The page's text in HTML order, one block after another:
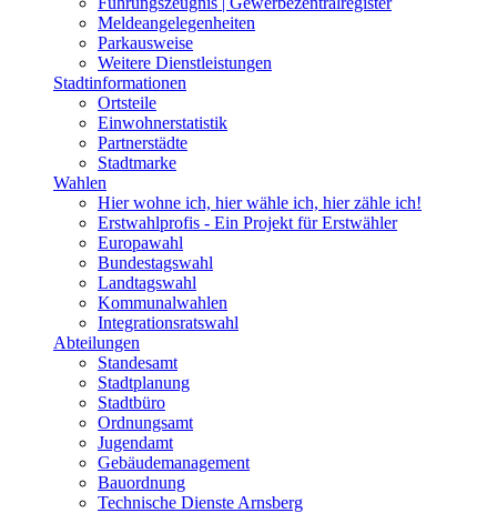
Meldeangelegenheiten
Parkausweise
Weitere Dienstleistungen
Stadtinformationen
Ortsteile
Einwohnerstatistik
Partnerstädte
Stadtmarke
Wahlen
Hier wohne ich, hier wähle ich, hier zähle ich!
Erstwahlprofis - Ein Projekt für Erstwähler
Europawahl
Bundestagswahl
Landtagswahl
Kommunalwahlen
Integrationsratswahl
Abteilungen
Standesamt
Stadtplanung
Stadtbüro
Ordnungsamt
Jugendamt
Gebäudemanagement
Bauordnung
Technische Dienste Arnsberg